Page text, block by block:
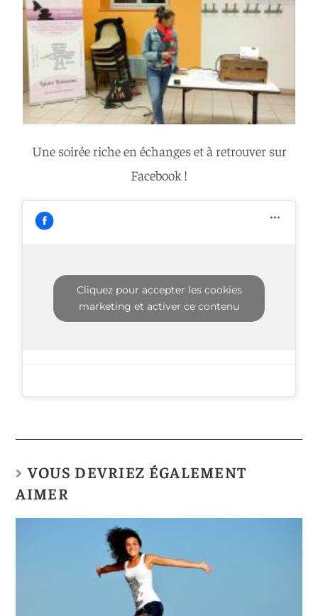
Une soirée riche en échanges et à retrouver sur
Facebook !
Cliquez pour accepter les cookies
marketing et activer ce contenu
VOUS DEVRIEZ ÉGALEMENT
AIMER